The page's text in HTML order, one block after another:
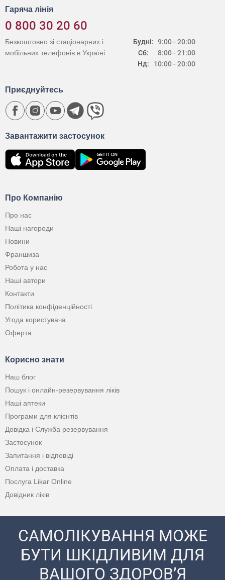
Гаряча лінія
0 800 30 20 60
Будні:
Сб:
Нд:
9:00 - 20:00
8:00 - 21:00
10:00 - 20:00
Безкоштовно зі стаціонарних і
мобільних телефонів в Україні
Про Компанію
Про нас
Наші нагороди
Новини
Франшиза
Робота у нас
Наші автори
Контакти
Політика конфіденційності
Угода користувача
Оферта
Корисно знати
Наш блог
Пошук і онлайн-резервування ліків
Наші аптеки
Програми для клієнтів
Довідка і Служба резервування
Застосунок
Запитання і відповіді
Оплата і доставка
Послуга Likar Online
Довідник ліків
Завантажити застосунок
Приєднуйтесь
САМОЛІКУВАННЯ МОЖЕ
БУТИ ШКІДЛИВИМ ДЛЯ
ВАШОГО ЗДОРОВ’Я